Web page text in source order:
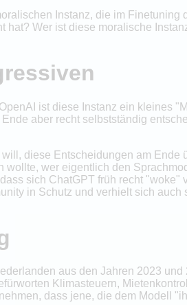
Instanz, die im
hat? Wer ist diese moralische
ist diese Instanz ein kleines
aber recht selbstständig
diese Entscheidungen am
wollte, wer eigentlich den
sich ChatGPT früh recht
in Schutz und verhielt sich
aus den Jahren 2023
Klimasteuern,
dass jene, die dem Modell